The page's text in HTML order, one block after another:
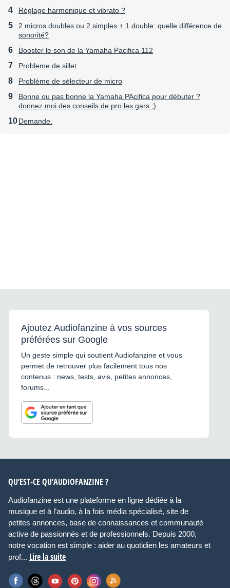
Réglage harmonique et vibrato ?
2 micros doubles ou 2 simples + 1 double: quelle différence de
sonorité?
Booster le son de la Yamaha Pacifica 112
Probleme de sillet
Problème de sélecteur de micro
Bonne ou pas bonne la Yamaha PAcifica pour débuter ?
donnez moi des conseils de pro les gars ;)
Demande.
Ajoutez Audiofanzine à vos sources
préférées sur Google
Un geste simple qui soutient Audiofanzine et vous
permet de retrouver plus facilement tous nos
contenus : news, tests, avis, petites annonces,
forums...
QU’EST-CE QU’AUDIOFANZINE ?
Audiofanzine est une plateforme en ligne dédiée à la
musique et à l’audio, à la fois média spécialisé, site de
petites annonces, base de connaissances et communauté
active de passionnés et de professionnels. Depuis 2000,
notre vocation est simple : aider au quotidien les amateurs et
prof... Lire la suite